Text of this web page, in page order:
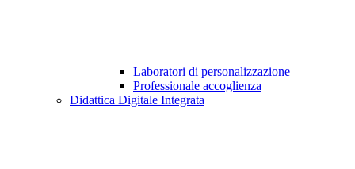
Laboratori di personalizzazione
Professionale accoglienza
Didattica Digitale Integrata